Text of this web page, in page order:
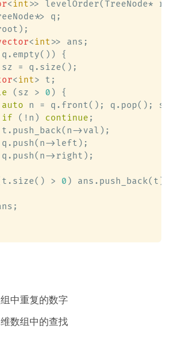
<int>> levelOrder(TreeNode*
q;
<int>> ans;
{
sz = q.size();
<int> t;
(sz > 0 ) {
auto n = q.front(); q.pop();
if (!n) continue ;
>val);
>left);
>right);
> 0 ) ans.push_back(t);
中重复的数字
数组中的查找